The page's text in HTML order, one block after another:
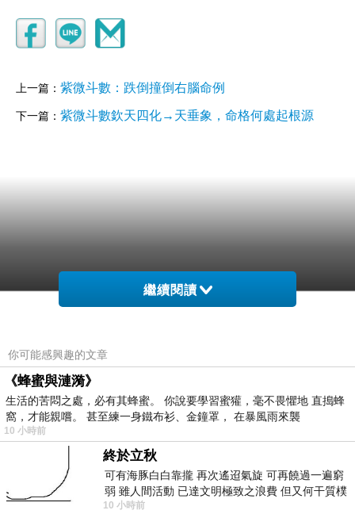
上一篇： 紫微斗數：跌倒撞倒右腦命例
下一篇： 紫微斗數欽天四化→天垂象，命格何處起根源
繼續閱讀
你可能感興趣的文章
《蜂蜜與漣漪》
生活的苦悶之處，必有其蜂蜜。 你說要學習蜜獾，毫不畏懼地 直搗蜂
窩，才能親嚐。 甚至練一身鐵布衫、金鐘罩， 在暴風雨來襲
10 小時前
終於立秋
可有海豚白白靠攏 再次遙迢氣旋 可再饒過一遍窮
弱 雖人間活動 已達文明極致之浪費 但又何干質樸
者 只能白白陪葬
10 小時前